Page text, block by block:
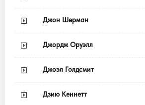
Джон Шерман
Джордж Оруэлл
Джоэл Голдсмит
Дзию Кеннетт